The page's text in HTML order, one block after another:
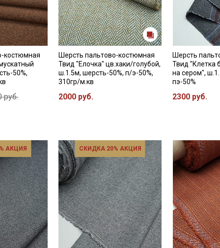
костюмная
50%,
руб.
Шерсть пальтово-костюмная
Твид "Елочка" цв.хаки/голубой,
ш.1.5м, шерсть-50%, п/э-50%,
310гр/м.кв
2000 руб.
Шерсть
Твид "Клетка
на сером",
пэ-50%
2300 руб.
АКЦИЯ СКИДКА 20% АКЦИЯ